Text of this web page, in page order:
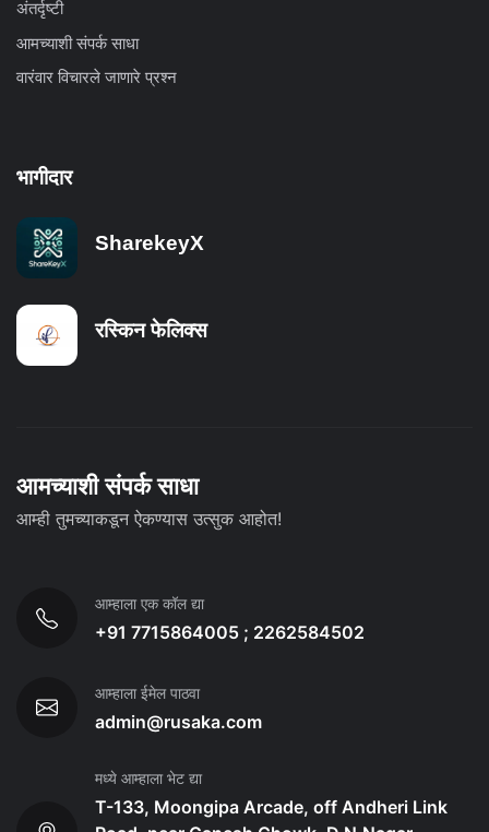
अंतर्दृष्टी
आमच्याशी संपर्क साधा
वारंवार विचारले जाणारे प्रश्न
भागीदार
SharekeyX
रस्किन फेलिक्स
आमच्याशी संपर्क साधा
आम्ही तुमच्याकडून ऐकण्यास उत्सुक आहोत!
आम्हाला एक कॉल द्या
+91 7715864005 ; 2262584502
आम्हाला ईमेल पाठवा
admin@rusaka.com
मध्ये आम्हाला भेट द्या
T-133, Moongipa Arcade, off Andheri Link